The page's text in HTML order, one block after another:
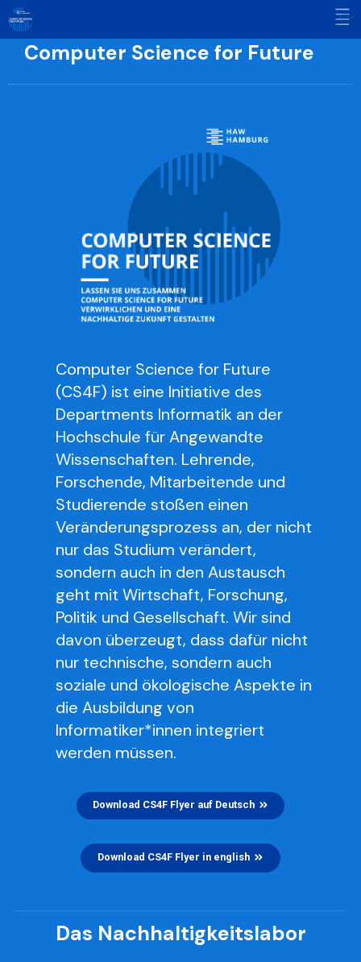
Skip
to
contentComputer Science for Future
Computer Science for Future
(CS4F) ist eine Initiative des
Departments Informatik an der
Hochschule für Angewandte
Wissenschaften. Lehrende,
Forschende, Mitarbeitende und
Studierende stoßen einen
Veränderungsprozess an, der nicht
nur das Studium verändert,
sondern auch in den Austausch
geht mit Wirtschaft, Forschung,
Politik und Gesellschaft. Wir sind
davon überzeugt, dass dafür nicht
nur technische, sondern auch
soziale und ökologische Aspekte in
die Ausbildung von
Informatiker*innen integriert
werden müssen.
Download CS4F Flyer auf Deutsch
Download CS4F Flyer in english
Das Nachhaltigkeitslabor